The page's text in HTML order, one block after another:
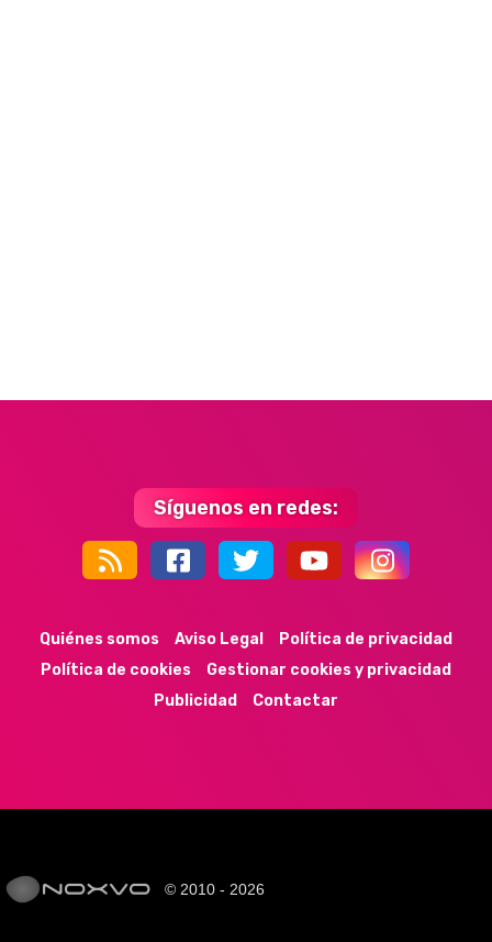
Síguenos en redes:
Quiénes somos Aviso Legal
Política de privacidad
Política de cookies
Gestionar cookies y privacidad
Publicidad
Contactar
© 2010 - 2026